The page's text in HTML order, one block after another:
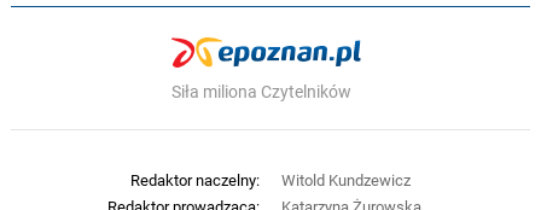
Siła miliona Czytelników
Redaktor naczelny:
Witold Kundzewicz